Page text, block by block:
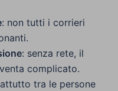
: non tutti i corrieri
: senza rete, il
complicato.
tra le persone